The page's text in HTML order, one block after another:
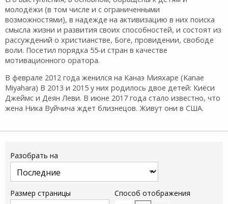
молодёжи (в том числе и с ограниченными
возможностями), в надежде на активизацию в них поиска
смысла жизни и развития своих способностей, и состоят из
рассуждений о христианстве, Боге, провидении, свободе
воли. Посетил порядка 55-и стран в качестве
мотивационного оратора.
В феврале 2012 года женился на Канаэ Мияхаре (Kanae
Miyahara) В 2013 и 2015 у них родилось двое детей: Киёси
Джеймс и Деян Леви. В июне 2017 года стало известно, что
жена Ника Вуйчича ждет близнецов. Живут они в США.
Разобрать на
Размер страницы Способ отображения